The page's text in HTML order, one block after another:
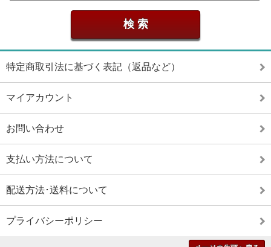
特定商取引法に基づく表記（返品など）
マイアカウント
お問い合わせ
支払い方法について
配送方法･送料について
プライバシーポリシー